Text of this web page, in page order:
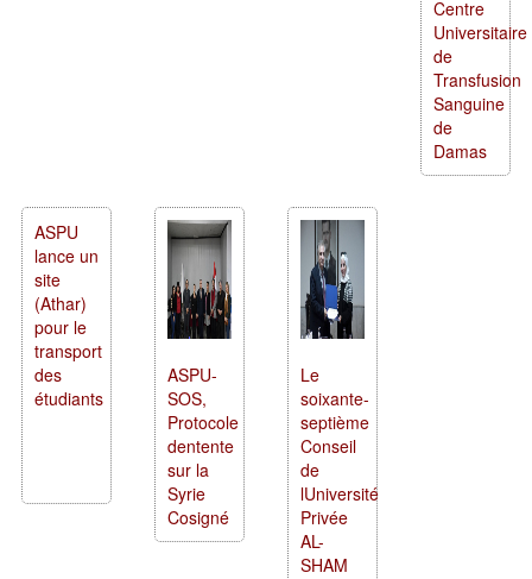
Centre
Universitaire
de
Transfusion
Sanguine
de
Damas
ASPU
lance un
site
(Athar)
pour le
transport
des
étudiants
ASPU-
SOS,
Protocole
dentente
sur la
Syrie
Cosigné
Le
soixante-
septième
Conseil
de
lUniversité
Privée
AL-
SHAM